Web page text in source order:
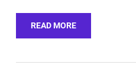
READ MORE